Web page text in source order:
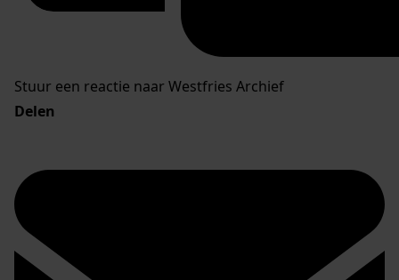
Stuur een reactie naar Westfries Archief
Delen